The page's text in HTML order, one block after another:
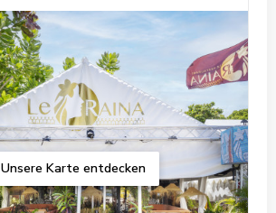
Unsere Karte entdecken